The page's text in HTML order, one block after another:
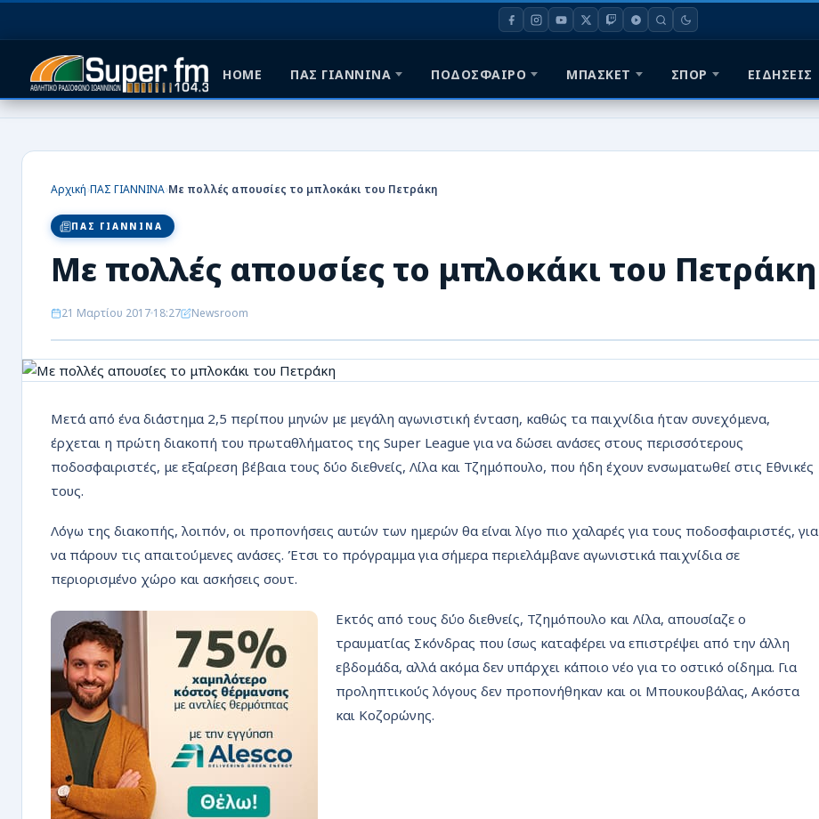
HOME ΠΑΣ ΓΙΑΝΝΙΝΑ ΠΟΔΟΣΦΑΙΡΟ ΜΠΑΣΚΕΤ ΣΠΟΡ ΕΙΔΗΣΕΙΣ
HOME
ΜΠΑΣΚΕΤ
ΑΡΘΡΟΓΡΑΦΙΕΣ
ΡΟΗ
Αρχική›ΠΑΣ ΓΙΑΝΝΙΝΑ›Με πολλές απουσίες το μπλοκάκι του Πετράκη
ΠΑΣ ΓΙΑΝΝΙΝΑ
Με πολλές απουσίες το μπλοκάκι του Πετράκη
21 Μαρτίου 2017 18:27 Newsroom
Μετά από ένα διάστημα 2,5 περίπου μηνών με μεγάλη αγωνιστική ένταση, καθώς τα παιχνίδια ήταν συνεχόμενα,
έρχεται η πρώτη διακοπή του πρωταθλήματος της Super League για να δώσει ανάσες στους περισσότερους
ποδοσφαιριστές, με εξαίρεση βέβαια τους δύο διεθνείς, Λίλα και Τζημόπουλο, που ήδη έχουν ενσωματωθεί στις Εθνικές
τους.
Λόγω της διακοπής, λοιπόν, οι προπονήσεις αυτών των ημερών θα είναι λίγο πιο χαλαρές για τους ποδοσφαιριστές, για
να πάρουν τις απαιτούμενες ανάσες. Έτσι το πρόγραμμα για σήμερα περιελάμβανε αγωνιστικά παιχνίδια σε
περιορισμένο χώρο και ασκήσεις σουτ.
Εκτός από τους δύο διεθνείς, Τζημόπουλο και Λίλα, απουσίαζε ο
τραυματίας Σκόνδρας που ίσως καταφέρει να επιστρέψει από την άλλη
εβδομάδα, αλλά ακόμα δεν υπάρχει κάποιο νέο για το οστικό οίδημα. Για
προληπτικούς λόγους δεν προπονήθηκαν και οι Μπουκουβάλας, Ακόστα
και Κοζορώνης.